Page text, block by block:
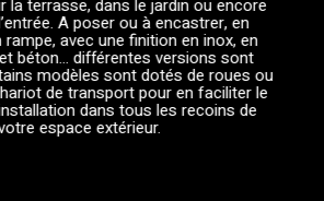
la terrasse, dans le jardin ou encore
A poser ou à encastrer, en
avec une finition en inox, en
béton… différentes versions sont
modèles sont dotés de roues ou
de transport pour en faciliter le
dans tous les recoins de
espace extérieur.